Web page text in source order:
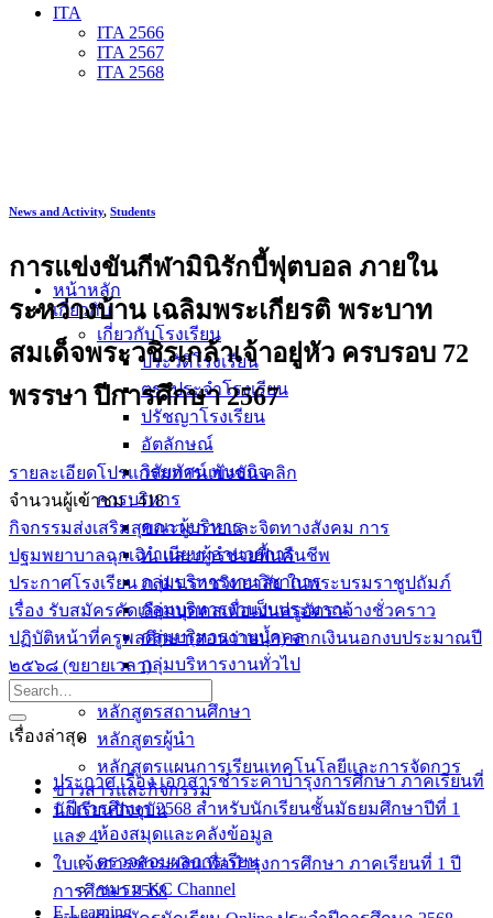
ITA
ITA 2566
ITA 2567
ITA 2568
หน้าหลัก
เกี่ยวกับ
เกี่ยวกับโรงเรียน
ประวัติโรงเรียน
ตราประจำโรงเรียน
ปรัชญาโรงเรียน
อัตลักษณ์
วิสัยทัศน์ พันธกิจ
การบริหาร
คณะผู้บริหาร
ทำเนียบผู้อำนวยการ
กลุ่มบริหารงานวิชาการ
กลุ่มบริหารงานงบประมาณ
กลุ่มบริหารงานบุคคล
กลุ่มบริหารงานทั่วไป
หลักสูตร
หลักสูตรสถานศึกษา
หลักสูตรผู้นำ
หลักสูตรแผนการเรียนเทคโนโลยีและการจัดการ
ข่าวสารและกิจกรรม
นักเรียนปัจจุบัน
ห้องสมุดและคลังข้อมูล
ตรวจสอบผลการเรียน
ชมรม KC Channel
E-Learning
News and Activity, Students
การแข่งขันกีฬามินิรักบี้ฟุตบอล ภายใน
ระหว่างบ้าน เฉลิมพระเกียรติ พระบาท
สมเด็จพระวชิรเกล้าเจ้าอยู่หัว ครบรอบ 72
พรรษา ปีการศึกษา 2567
รายละเอียดโปรแกรมการแข่งขัน คลิก
จำนวนผู้เข้าชม :418
กิจกรรมส่งเสริมสุขภาวะกายและจิตทางสังคม การ
ปฐมพยาบาลฉุกเฉิน และการช่วยฟื้นคืนชีพ
ประกาศโรงเรียน ภ.ป.ร.ราชวิทยาลัย ในพระบรมราชูปถัมภ์
เรื่อง รับสมัครคัดเลือกบุคคลเพื่อเป็นครูอัตราจ้างชั่วคราว
ปฏิบัติหน้าที่ครูพลศึกษา(สอนว่ายน้ำ) จากเงินนอกงบประมาณปี
๒๕๖๘ (ขยายเวลา)
เรื่องล่าสุด
ประกาศ เรื่อง เอกสารชำระค่าบำรุงการศึกษา ภาคเรียนที่
1 ปีการศึกษา 2568 สำหรับนักเรียนชั้นมัธยมศึกษาปีที่ 1
และ 4
ใบแจ้งการชำระเงินเพื่อบำรุงการศึกษา ภาคเรียนที่ 1 ปี
การศึกษา 2568